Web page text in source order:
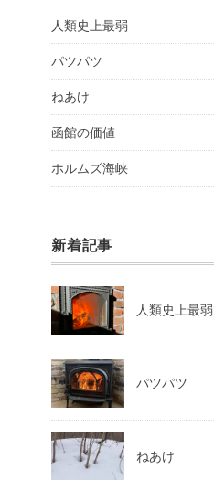
人類史上最弱
パツパツ
ねあけ
函館の価値
ホルムズ海峡
新着記事
人類史上最弱
パツパツ
ねあけ